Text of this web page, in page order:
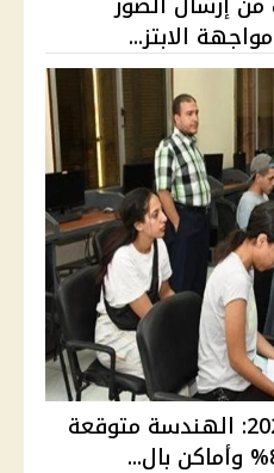
الابتز...
تنسيق علمي رياضة 2026: الهندسة متوقعة